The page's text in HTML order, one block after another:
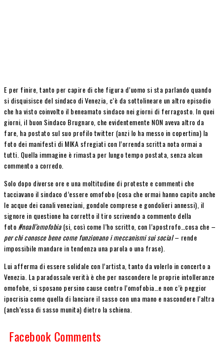
E per finire, tanto per capire di che figura d’uomo si sta parlando quando
si disquisisce del sindaco di Venezia, c’è da sottolineare un altro episodio
che ha visto coinvolto il beneamato sindaco nei giorni di ferragosto. In quei
giorni, il buon Sindaco Brugnaro, che evidentemente NON aveva altro da
fare, ha postato sul suo profilo twitter (anzi lo ha messo in copertina) la
foto dei manifesti di MIKA sfregiati con l’orrenda scritta nota ormai a
tutti. Quella immagine è rimasta per lungo tempo postata, senza alcun
commento a corredo.
Solo dopo diverse ore e una moltitudine di proteste e commenti che
tacciavano il sindaco d’essere omofobo (cosa che ormai hanno capito anche
le acque dei canali veneziani, gondole comprese e gondolieri annessi), il
signore in questione ha corretto il tiro scrivendo a commento della
foto #noall’omofobia(si, così come l’ho scritto, con l’apostrofo…cosa che –
per chi conosce bene come funzionano i meccanismi sui social– rende
impossibile mandare in tendenza una parola o una frase).
Lui afferma di essere solidale con l’artista, tanto da volerlo in concerto a
Venezia. La paradossale verità è che per nascondere le proprie intolleranze
omofobe, si sposano persino cause contro l’omofobia…e non c’è peggior
ipocrisia come quella di lanciare il sasso con una mano e nascondere l’altra
(anch’essa di sasso munita) dietro la schiena.
Facebook Comments